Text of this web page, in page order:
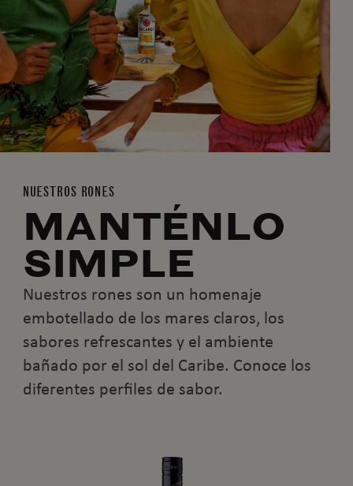
NUESTROS RONES
MANTÉNLO
SIMPLE
Nuestros rones son un homenaje
embotellado de los mares claros, los
sabores refrescantes y el ambiente
bañado por el sol del Caribe. Conoce los
diferentes perfiles de sabor.